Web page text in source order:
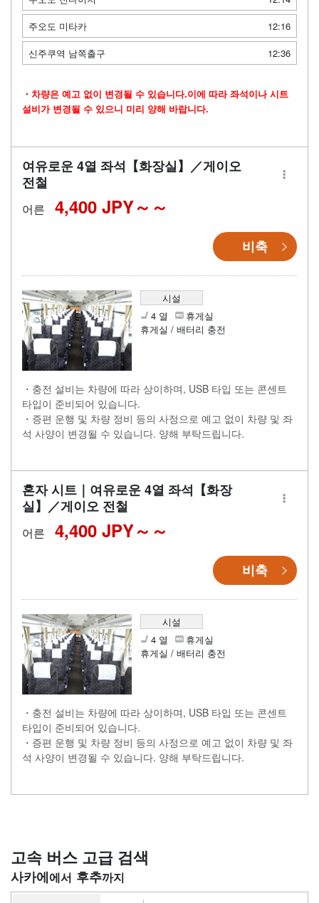
주오도 미타카
12:16
신주쿠역 남쪽출구
12:36
・차량은 예고 없이 변경될 수 있습니다.이에 따라 좌석이나 시트
설비가 변경될 수 있으니 미리 양해 바랍니다.
여유로운 4열 좌석【화장실】／게이오
전철
어른 4,400 JPY～
비축
시설
4 열
휴게실
휴게실 / 배터리 충전
・충전 설비는 차량에 따라 상이하며, USB 타입 또는 콘센트
타입이 준비되어 있습니다.
・증편 운행 및 차량 정비 등의 사정으로 예고 없이 차량 및 좌
석 사양이 변경될 수 있습니다. 양해 부탁드립니다.
혼자 시트｜여유로운 4열 좌석【화장
실】／게이오 전철
어른 4,400 JPY～
비축
시설
4 열
휴게실
휴게실 / 배터리 충전
・충전 설비는 차량에 따라 상이하며, USB 타입 또는 콘센트
타입이 준비되어 있습니다.
・증편 운행 및 차량 정비 등의 사정으로 예고 없이 차량 및 좌
석 사양이 변경될 수 있습니다. 양해 부탁드립니다.
고속 버스 고급 검색
사카에 후추